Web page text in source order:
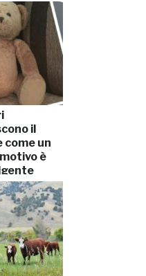
il
come un
è